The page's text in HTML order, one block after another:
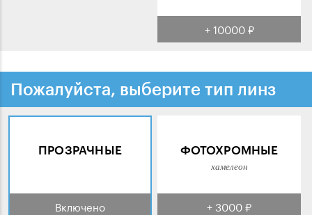
+ 10000 ₽
Пожалуйста, выберите тип линз
ПРОЗРАЧНЫЕ
Включено
ФОТОХРОМНЫЕ
хамелеон
+ 3000 ₽